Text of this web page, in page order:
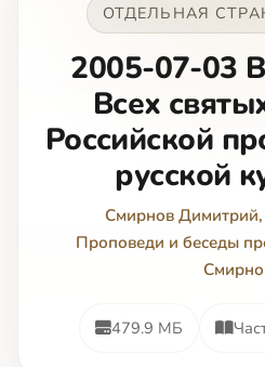
ОТДЕЛЬНАЯ
2005-07-03
Всех
Российской
русской
Смирнов Димитрий,
Проповеди и беседы
479.9 МБ